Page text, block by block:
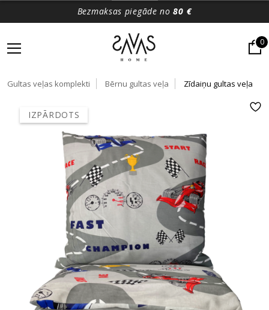
Bezmaksas piegāde no80 €
0
Gultas veļas komplekti Bērnu gultas veļa Zīdaiņu gultas veļa
IZPĀRDOTS